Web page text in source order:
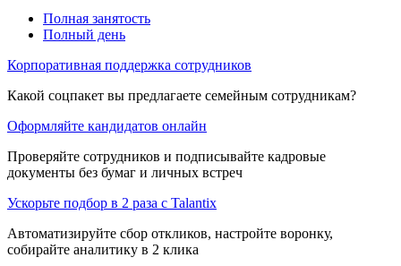
Полная занятость
Полный день
Корпоративная поддержка сотрудников
Какой соцпакет вы предлагаете семейным сотрудникам?
Оформляйте кандидатов онлайн
Проверяйте сотрудников и подписывайте кадровые
документы без бумаг и личных встреч
Ускорьте подбор в 2 раза с Talantix
Автоматизируйте сбор откликов, настройте воронку,
собирайте аналитику в 2 клика